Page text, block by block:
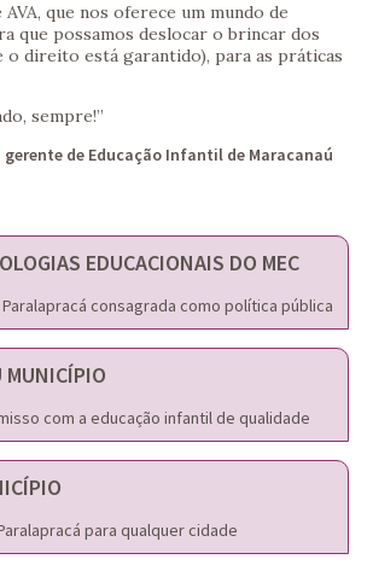
AVA, que nos oferece um mundo de
que possamos deslocar o brincar dos
o direito está garantido), para as práticas
sempre!”
de Educação Infantil de Maracanaú
EDUCACIONAIS DO MEC
consagrada como política pública
MUNICÍPIO
com a educação infantil de qualidade
para qualquer cidade